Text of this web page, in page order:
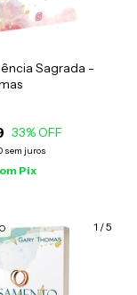
Sagrada -
33% OFF
sem juros
Pix
1 /5